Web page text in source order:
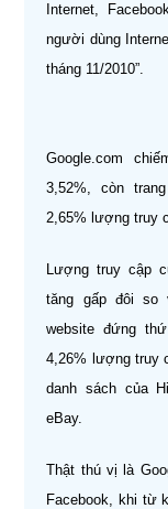
Internet,
người dùng
tháng 11/2010”.
Google.com
3,52%, còn
2,65% lượng truy
Lượng truy cập
tăng gấp đôi so
website đứng
4,26% lượng truy
danh sách của
eBay.
Thật thú vị là
Facebook, khi từ